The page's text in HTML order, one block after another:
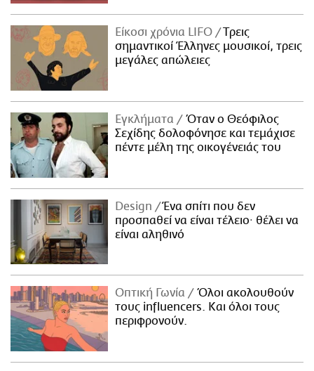
Είκοσι χρόνια LIFO
Tρεις
σημαντικοί Έλληνες μουσικοί, τρεις
μεγάλες απώλειες
Εγκλήματα
Όταν ο Θεόφιλος
Σεχίδης δολοφόνησε και τεμάχισε
πέντε μέλη της οικογένειάς του
Design
Ένα σπίτι που δεν
προσπαθεί να είναι τέλειο· θέλει να
είναι αληθινό
Οπτική Γωνία
Όλοι ακολουθούν
τους influencers. Και όλοι τους
περιφρονούν.